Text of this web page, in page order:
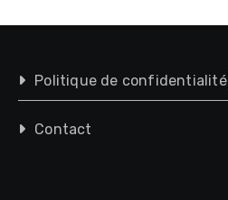
Politique de confidentialité
Contact